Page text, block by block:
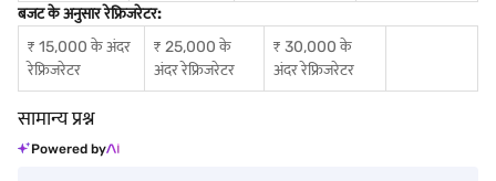
बजट के अनुसार रेफ्रिजरेटर:
₹ 15,000 के अंदर
रेफ्रिजरेटर
₹ 25,000 के
अंदर रेफ्रिजरेटर
₹ 30,000 के
अंदर रेफ्रिजरेटर
सामान्य प्रश्न
Powered by